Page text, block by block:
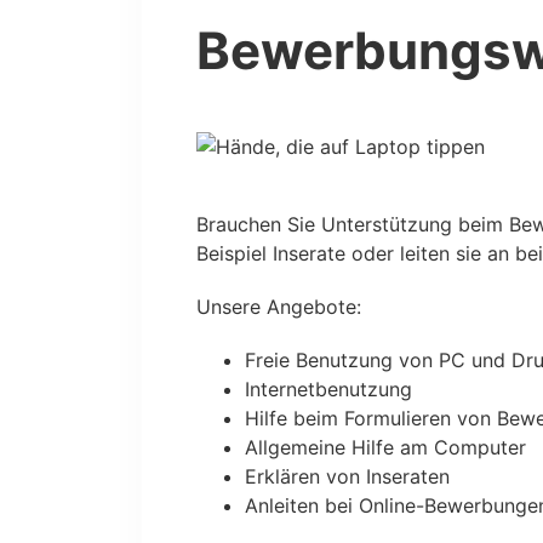
Brauchen Sie Unterstützung beim
Beispiel Inserate oder leiten sie an
Unsere Angebote:
Freie Benutzung von PC und
Internetbenutzung
Hilfe beim Formulieren von
Allgemeine Hilfe am Computer
Erklären von Inseraten
Anleiten bei Online-